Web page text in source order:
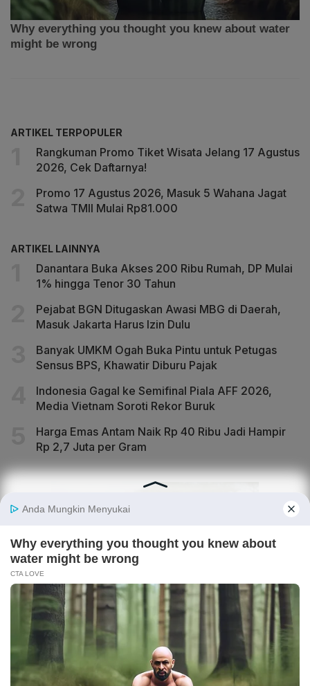
ARTIKEL TERPOPULER
Rangkuman Promo Tiket Wisata Jelang 17 Agustus
2026, Cek Daftarnya!
Promo 17 Agustus 2026, Masuk 5 Wahana Jagat
Satwa TMII Mulai Rp81.000
ARTIKEL LAINNYA
Danantara Buka Akses 200 Ribu Rumah, DP Mulai
1% hingga Tenor 30 Tahun
Pejabat BGN Ditugaskan Awasi MBG di Daerah,
Masuk Jakarta Harus Izin Dulu
Banyak UMKM Ogah Buka Pintu untuk Petugas
Sensus BPS, Khawatir Diburu Pajak
Indonesia Gagal ke Semifinal Piala AFF 2026,
Media Vietnam Soroti Rekor Buruk
Harga Emas Antam Naik Rp 40 Ribu Jadi Hampir
Rp 2,7 Juta per Gram